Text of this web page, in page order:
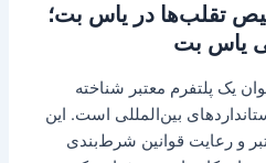
تقلب‌ها در یاس بت؛
یاس بت
یک پلتفرم معتبر شناخته
بین‌المللی است. این
و رعایت قوانین شرط‌بندی